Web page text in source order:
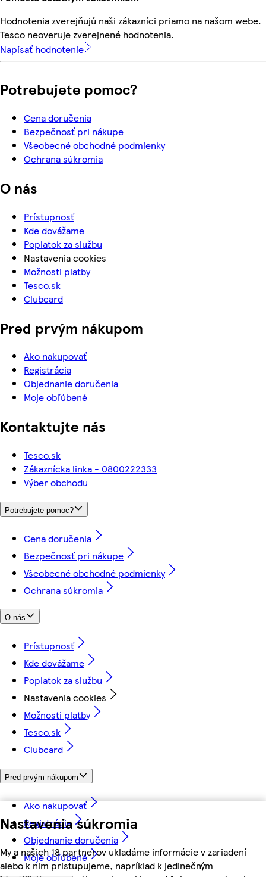
Nastavenia súkromia
My a našich 18 partnerov ukladáme informácie v zariadení
alebo k nim pristupujeme, napríklad k jedinečným
Hodnotenia zverejňujú naši zákazníci priamo na našom webe.
Tesco neoveruje zverejnené hodnotenia.
Napísať hodnotenie
Potrebujete pomoc?
Cena doručenia
Bezpečnosť pri nákupe
Všeobecné obchodné podmienky
Ochrana súkromia
O nás
Prístupnosť
Kde dovážame
Poplatok za službu
Nastavenia cookies
Možnosti platby
Tesco.sk
Clubcard
Pred prvým nákupom
Ako nakupovať
Registrácia
Objednanie doručenia
Moje obľúbené
Kontaktujte nás
Tesco.sk
Zákaznícka linka - 0800222333
Výber obchodu
Potrebujete pomoc?
Cena doručenia
Bezpečnosť pri nákupe
Všeobecné obchodné podmienky
Ochrana súkromia
O nás
Prístupnosť
Kde dovážame
Poplatok za službu
Nastavenia cookies
Možnosti platby
Tesco.sk
Clubcard
Pred prvým nákupom
Ako nakupovať
Registrácia
Objednanie doručenia
Moje obľúbené